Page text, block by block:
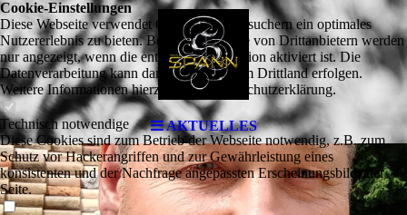
AKTUELLES
Cookie-Einstellungen
Diese Webseite verwendet Cookies, um Besuchern ein optimales
Nutzererlebnis zu bieten. Bestimmte Inhalte von Drittanbietern werden
nur angezeigt, wenn die entsprechende Option aktiviert ist. Die
Datenverarbeitung kann dann auch in einem Drittland erfolgen.
Weitere Informationen hierzu in der Datenschutzerklärung.
Technisch notwendige
Diese Cookies sind zum Betrieb der Webseite notwendig, z.B. zum
Schutz vor Hackerangriffen und zur Gewährleistung eines
konsistenten und der Nachfrage angepassten Erscheinungsbilds der
Seite.